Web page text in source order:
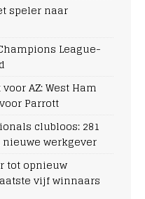
speler naar
League-
AZ: West Ham
Parrott
clubloos: 281
werkgever
tot opnieuw
vijf winnaars